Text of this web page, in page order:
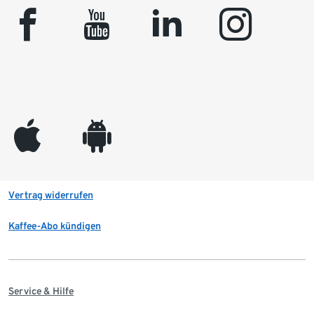
facebook youtube linkedin instagram
appleinc android
Vertrag widerrufen
Kaffee-Abo kündigen
Service & Hilfe